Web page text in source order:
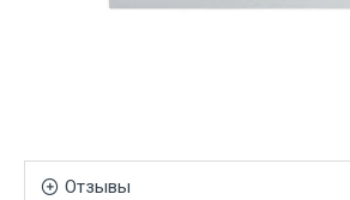
Отзывы